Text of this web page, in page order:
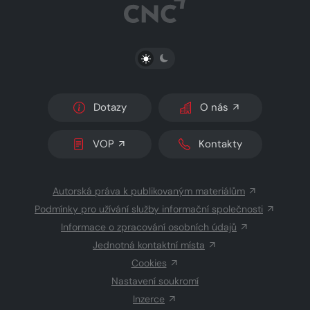
PŘEPNOUT SVĚTLÝ/TMAVÝ REŽIM
Dotazy O nás
VOP Kontakty
Autorská práva k publikovaným materiálům
Podmínky pro užívání služby informační společnosti
Informace o zpracování osobních údajů
Jednotná kontaktní místa
Cookies
Nastavení soukromí
Inzerce